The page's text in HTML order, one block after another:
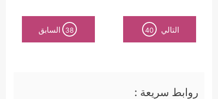
التالي 40
38 السابق
روابط سريعة :